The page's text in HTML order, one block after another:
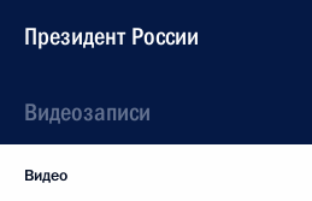
Президент России
Видеозаписи
Видео